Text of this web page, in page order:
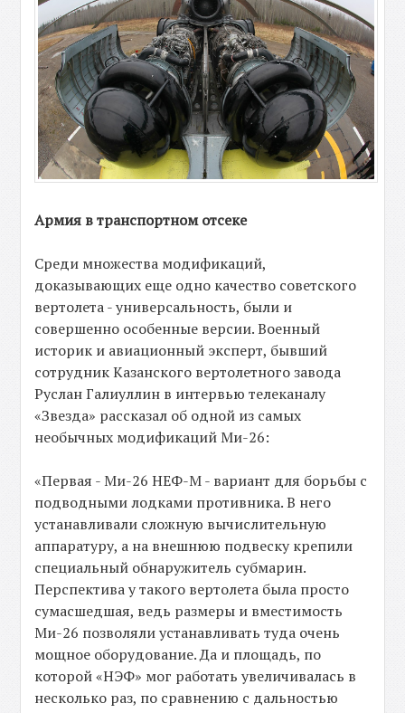
Армия в транспортном отсеке
Среди множества модификаций,
доказывающих еще одно качество советского
вертолета - универсальность, были и
совершенно особенные версии. Военный
историк и авиационный эксперт, бывший
сотрудник Казанского вертолетного завода
Руслан Галиуллин в интервью телеканалу
«Звезда» рассказал об одной из самых
необычных модификаций Ми-26:
«Первая - Ми-26 НЕФ-М - вариант для борьбы с
подводными лодками противника. В него
устанавливали сложную вычислительную
аппаратуру, а на внешнюю подвеску крепили
специальный обнаружитель субмарин.
Перспектива у такого вертолета была просто
сумасшедшая, ведь размеры и вместимость
Ми-26 позволяли устанавливать туда очень
мощное оборудование. Да и площадь, по
которой «НЭФ» мог работать увеличивалась в
несколько раз, по сравнению с дальностью